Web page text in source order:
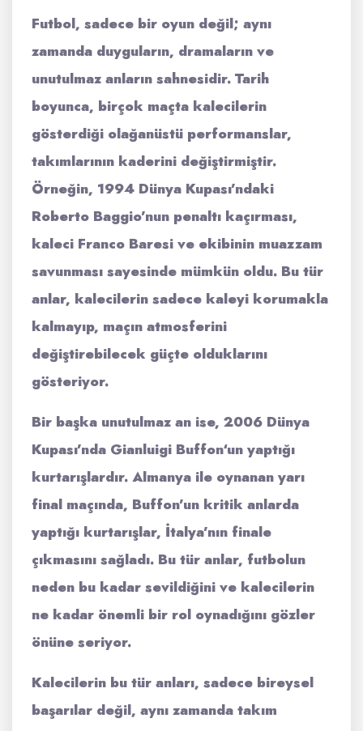
Futbol, sadece bir oyun değil; aynı
zamanda duyguların, dramaların ve
unutulmaz anların sahnesidir. Tarih
boyunca, birçok maçta kalecilerin
gösterdiği olağanüstü performanslar,
takımlarının kaderini değiştirmiştir.
Örneğin, 1994 Dünya Kupası’ndaki
Roberto Baggio’nun penaltı kaçırması,
kaleci Franco Baresi ve ekibinin muazzam
savunması sayesinde mümkün oldu. Bu tür
anlar, kalecilerin sadece kaleyi korumakla
kalmayıp, maçın atmosferini
değiştirebilecek güçte olduklarını
gösteriyor.
Bir başka unutulmaz an ise, 2006 Dünya
Kupası’nda Gianluigi Buffon‘un yaptığı
kurtarışlardır. Almanya ile oynanan yarı
final maçında, Buffon’un kritik anlarda
yaptığı kurtarışlar, İtalya’nın finale
çıkmasını sağladı. Bu tür anlar, futbolun
neden bu kadar sevildiğini ve kalecilerin
ne kadar önemli bir rol oynadığını gözler
önüne seriyor.
Kalecilerin bu tür anları, sadece bireysel
başarılar değil, aynı zamanda takım